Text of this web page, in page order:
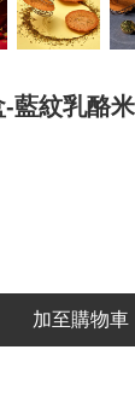
藍紋乳酪
加至購物車